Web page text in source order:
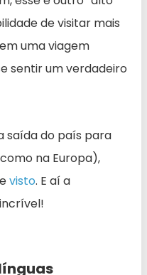
de visitar mais
uma viagem
sentir um verdadeiro
saída do país para
na Europa),
visto. E aí a